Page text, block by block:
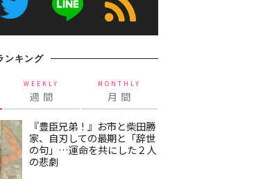
ンキング
WEEKLY
週 間
MONTHLY
月 間
『豊臣兄弟！』お市と柴田勝
家、自刃しての最期と「辞世
の句」…運命を共にした２人
の悲劇